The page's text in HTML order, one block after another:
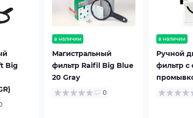
Big
в наличии
Магистральный
фильтр Raifil Big Blue
20 Gray
0
в наличии
Ручной
фильтр с